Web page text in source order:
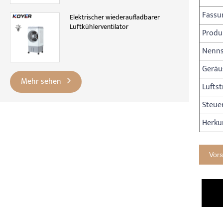
Elektrischer wiederaufladbarer
Luftkühlerventilator
Mehr sehen